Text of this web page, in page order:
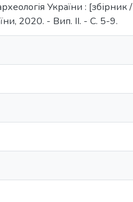
України : [збірник /
2020. - Вип. II. - С. 5-9.